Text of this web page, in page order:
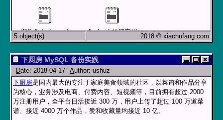
iOS Auto Layout
细节手册
Android 如何实现
一个边播放边下载
下厨房 6 月 26 日
数据丢失事故总结
5 object(s) 2018 © xiachufang.com
下厨房 MySQL 备份实践
Date: 2018-04-17 Author: ushuz
下厨房是国内最大的专注于家庭美食领域的社区，以菜谱和作品分享
为核心，业务涉及电商、付费内容、短视频等，目前拥有超过 2000
万注册用户，全平台日活接近 300 万，用户上传了超过 100 万道菜
谱、接近 4000 万个作品，赞和收藏量均接近 10 亿。